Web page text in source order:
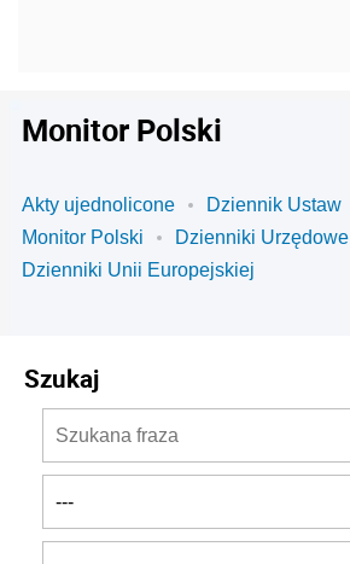
Monitor Polski
Akty ujednolicone
Dziennik Ustaw
Monitor Polski
Dzienniki Urzędowe
Dzienniki Unii Europejskiej
Szukaj